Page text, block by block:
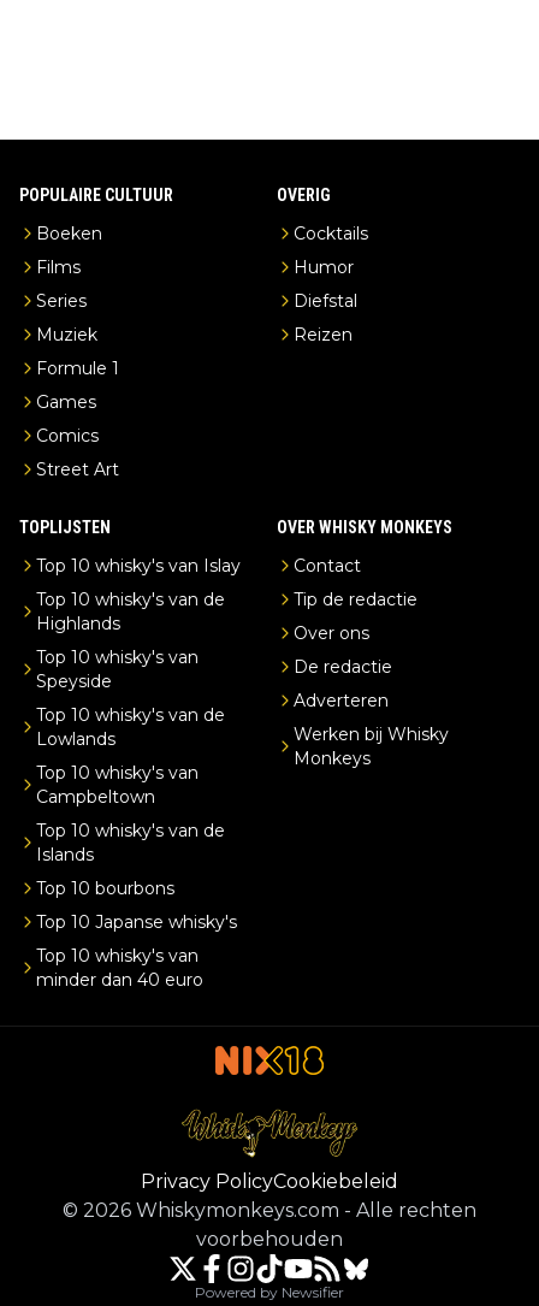
POPULAIRE CULTUUR
Boeken
Films
Series
Muziek
Formule 1
Games
Comics
Street Art
OVERIG
Cocktails
Humor
Diefstal
Reizen
TOPLIJSTEN
Top 10 whisky's van Islay
Top 10 whisky's van de
Highlands
Top 10 whisky's van
Speyside
Top 10 whisky's van de
Lowlands
Top 10 whisky's van
Campbeltown
Top 10 whisky's van de
Islands
Top 10 bourbons
Top 10 Japanse whisky's
Top 10 whisky's van
minder dan 40 euro
OVER WHISKY MONKEYS
Contact
Tip de redactie
Over ons
De redactie
Adverteren
Werken bij Whisky
Monkeys
Privacy PolicyCookiebeleid
© 2026 Whiskymonkeys.com - Alle rechten
voorbehouden
Powered by Newsifier